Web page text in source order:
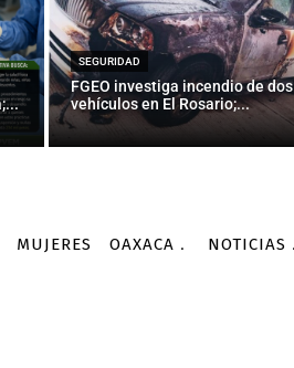
SEGURIDAD
FGEO investiga incendio de dos
vehículos en El Rosario;...
MUJERES OAXACA NOTICIAS